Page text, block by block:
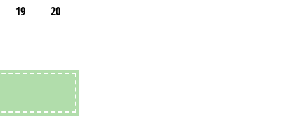
19
20